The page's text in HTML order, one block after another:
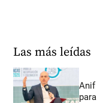
Las más leídas
Anif